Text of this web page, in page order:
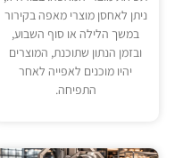
ניתן לאחסן מוצרי מאפה בקירור
במשך הלילה או סוף השבוע,
ובזמן הנתון שתוכנת, המוצרים
יהיו מוכנים לאפייה לאחר
התפיחה.